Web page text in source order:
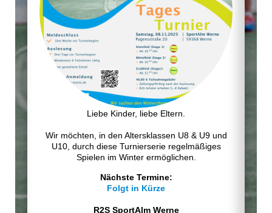
Liebe Kinder, liebe Eltern.
Wir möchten, in den Altersklassen U8 & U9 und
U10, durch diese Turnierserie regelmäßiges
Spielen im Winter ermöglichen.
Nächste Termine:
Folgt in Kürze
R2S SportAlm Werne